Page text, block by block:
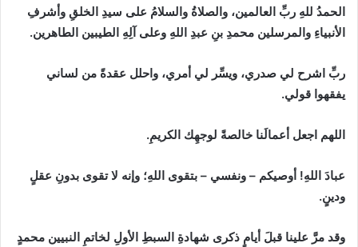
الحمدُ للهِ ربِّ العالمين، والصلاةُ والسلامُ على سيدِ الخلقِ وأشرفِ
الأنبياءِ والمرسلين محمدِ بنِ عبدِ اللهِ وعلى آلِهِ الطيبين الطاهرين.
ربِّ اشرح لي صدري، ويسِّر لي أمري، واحلل عقدةً من لساني
يفقهوا قولي.
اللهم اجعل أعمالَنا خالصةً لوجهِك الكريمِ.
عبادَ اللهِ! أوصيكم – ونفسي – بتقوى اللهِ؛ وإنه لا تقوى بدونِ عقلٍ
ودينٍ.
وقد مرَّ علينا قبلَ أيامٍ ذكرى شهادةِ السبطِ الأولِ لخاتمِ النبيين محمدٍ